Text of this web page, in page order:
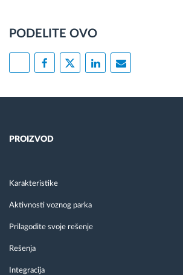
PODELITE OVO
PROIZVOD
Karakteristike
Aktivnosti voznog parka
Prilagodite svoje rešenje
Rešenja
Integracija